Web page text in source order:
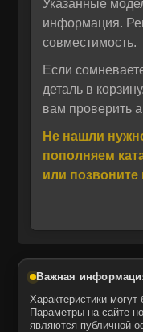
Даю своё
Политика
тяжёлых
Производитель
выпуске
США, Европе,
комплектующие
подтверждает
техники,
Указанные
информация.
совместимость.
Если
деталь в
вам проверить
Не нашли
пополняем
или позвоните
Важная
Характеристики
Параметры на сайте
являются публичной